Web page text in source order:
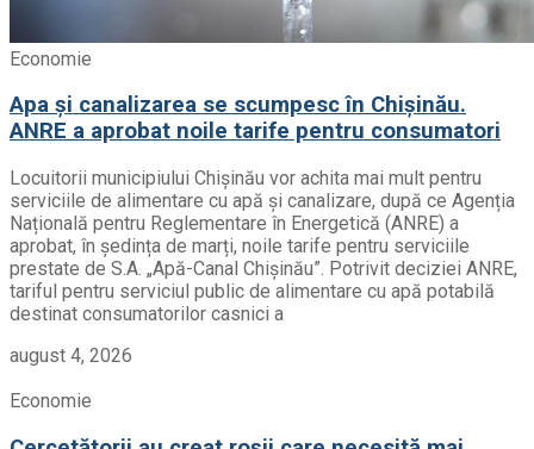
Economie
Apa și canalizarea se scumpesc în Chișinău.
ANRE a aprobat noile tarife pentru consumatori
Locuitorii municipiului Chișinău vor achita mai mult pentru
serviciile de alimentare cu apă și canalizare, după ce Agenția
Națională pentru Reglementare în Energetică (ANRE) a
aprobat, în ședința de marți, noile tarife pentru serviciile
prestate de S.A. „Apă-Canal Chișinău”. Potrivit deciziei ANRE,
tariful pentru serviciul public de alimentare cu apă potabilă
destinat consumatorilor casnici a
august 4, 2026
Economie